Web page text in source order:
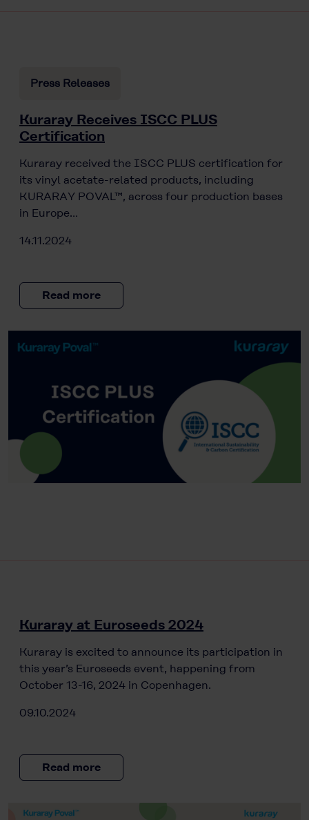
Press Releases
Kuraray Receives ISCC PLUS
Certification
Kuraray received the ISCC PLUS certification for
its vinyl acetate-related products, including
KURARAY POVAL™, across four production bases
in Europe…
14.11.2024
Read more
Kuraray at Euroseeds 2024
Kuraray is excited to announce its participation in
this year’s Euroseeds event, happening from
October 13-16, 2024 in Copenhagen.
09.10.2024
Read more